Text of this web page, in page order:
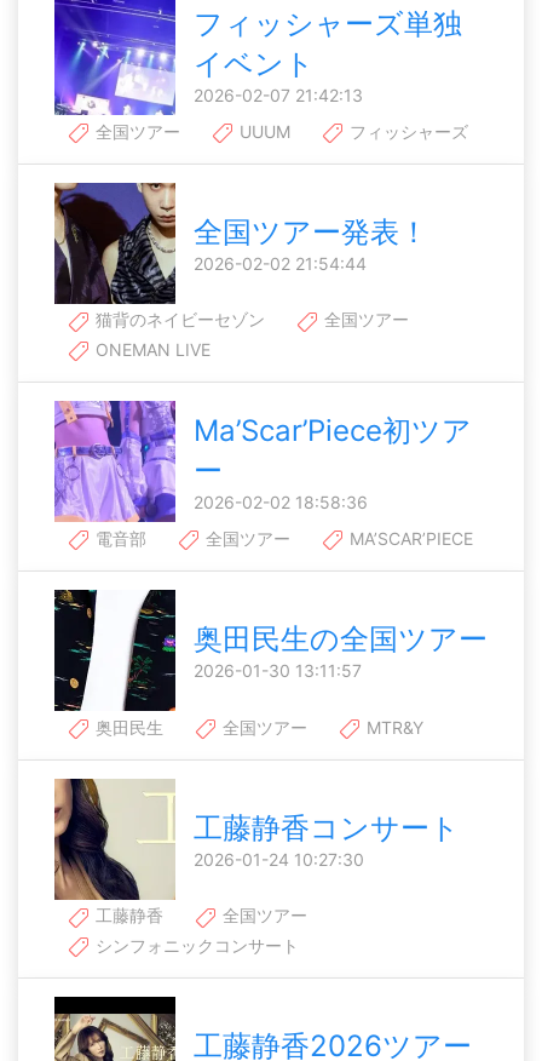
フィッシャーズ単独
イベント
2026-02-07 21:42:13
全国ツアー
UUUM フィッシャーズ
全国ツアー発表！
2026-02-02 21:54:44
猫背のネイビーセゾン
全国ツアー
ONEMAN LIVE
Ma’Scar’Piece初ツア
ー
2026-02-02 18:58:36
電音部
全国ツアー MA’SCAR’PIECE
奥田民生の全国ツアー
2026-01-30 13:11:57
奥田民生 全国ツアー MTR&Y
工藤静香コンサート
2026-01-24 10:27:30
工藤静香
全国ツアー
シンフォニックコンサート
工藤静香2026ツアー